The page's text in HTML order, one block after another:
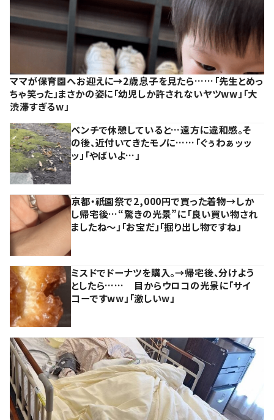
ママが保育園へお迎えに→2歳息子を見たら……「先生とめっ
ちゃ笑った」まさかの姿に「幼児しか許されないヤツww」「大
渋滞すぎるw」
ベンチで休憩していると…遠方に違和感。そ
の後、近付いてきたモノに……「ぐぅわぁッッ
ッ」「やばいよ…」
京都・祇園祭で2,000円で買った着物→しか
し帰宅後…“驚きの光景”に「良い買い物され
ましたね～」「お宝だ」「掘り出し物ですね」
ミスドでドーナツを購入。→帰宅後、分けよう
としたら…… 目からウロコの光景に「サイ
コーですww」「激しいw」